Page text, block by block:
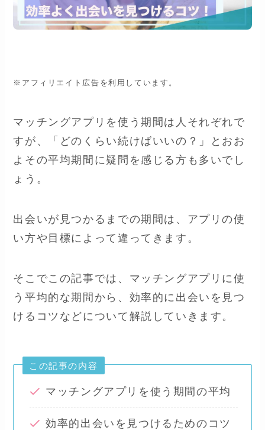
※アフィリエイト広告を利用しています。
マッチングアプリを使う期間は人それぞれで
すが、「どのくらい続けばいいの？」とおお
よその平均期間に疑問を感じる方も多いでし
ょう。
出会いが見つかるまでの期間は、アプリの使
い方や目標によって違ってきます。
そこでこの記事では、マッチングアプリに使
う平均的な期間から、効率的に出会いを見つ
けるコツなどについて解説していきます。
この記事の内容
マッチングアプリを使う期間の平均
効率的出会いを見つけるためのコツ